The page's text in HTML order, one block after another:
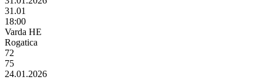
31.01
18:00
Varda HE
Rogatica
72
75
24.01.2026